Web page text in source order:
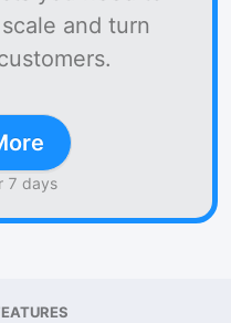
and turn
7 days